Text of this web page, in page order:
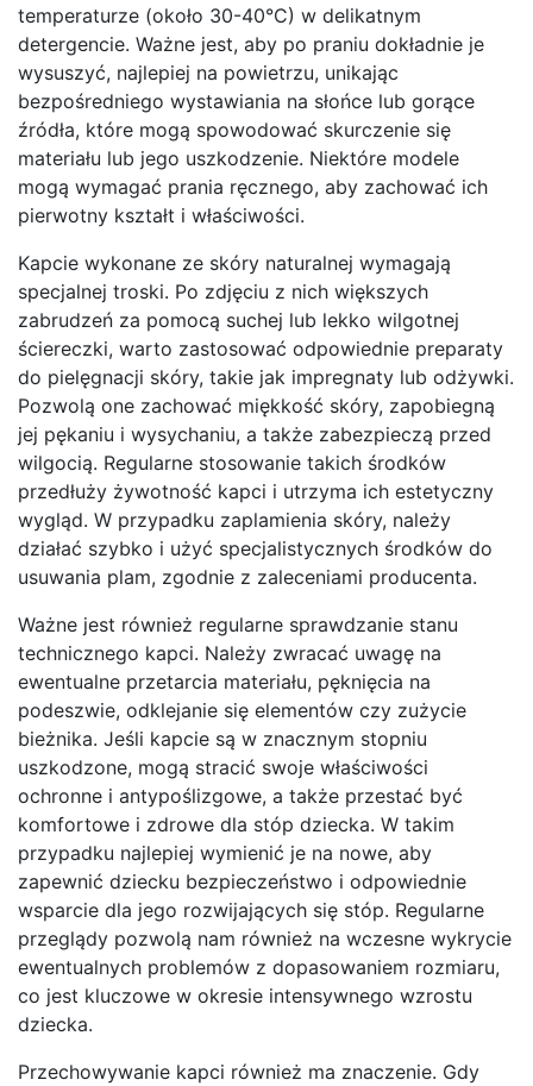
temperaturze (około 30-40°C) w delikatnym
detergencie. Ważne jest, aby po praniu dokładnie je
wysuszyć, najlepiej na powietrzu, unikając
bezpośredniego wystawiania na słońce lub gorące
źródła, które mogą spowodować skurczenie się
materiału lub jego uszkodzenie. Niektóre modele
mogą wymagać prania ręcznego, aby zachować ich
pierwotny kształt i właściwości.
Kapcie wykonane ze skóry naturalnej wymagają
specjalnej troski. Po zdjęciu z nich większych
zabrudzeń za pomocą suchej lub lekko wilgotnej
ściereczki, warto zastosować odpowiednie preparaty
do pielęgnacji skóry, takie jak impregnaty lub odżywki.
Pozwolą one zachować miękkość skóry, zapobiegną
jej pękaniu i wysychaniu, a także zabezpieczą przed
wilgocią. Regularne stosowanie takich środków
przedłuży żywotność kapci i utrzyma ich estetyczny
wygląd. W przypadku zaplamienia skóry, należy
działać szybko i użyć specjalistycznych środków do
usuwania plam, zgodnie z zaleceniami producenta.
Ważne jest również regularne sprawdzanie stanu
technicznego kapci. Należy zwracać uwagę na
ewentualne przetarcia materiału, pęknięcia na
podeszwie, odklejanie się elementów czy zużycie
bieżnika. Jeśli kapcie są w znacznym stopniu
uszkodzone, mogą stracić swoje właściwości
ochronne i antypoślizgowe, a także przestać być
komfortowe i zdrowe dla stóp dziecka. W takim
przypadku najlepiej wymienić je na nowe, aby
zapewnić dziecku bezpieczeństwo i odpowiednie
wsparcie dla jego rozwijających się stóp. Regularne
przeglądy pozwolą nam również na wczesne wykrycie
ewentualnych problemów z dopasowaniem rozmiaru,
co jest kluczowe w okresie intensywnego wzrostu
dziecka.
Przechowywanie kapci również ma znaczenie. Gdy